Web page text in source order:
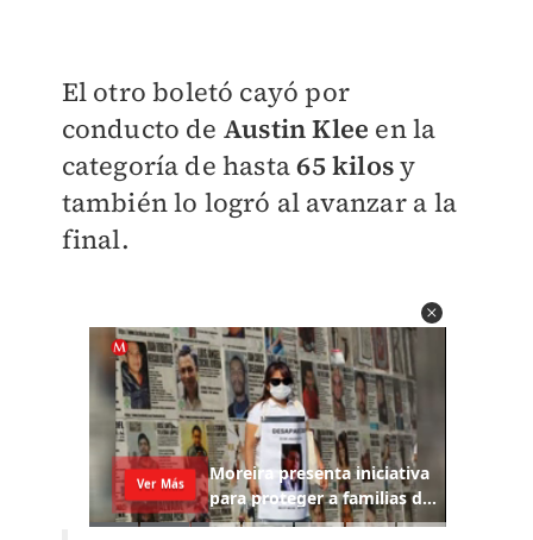
El otro boletó cayó por
conducto de Austin Klee en la
categoría de hasta65 kilosy
también lo logró al avanzar a la
final.